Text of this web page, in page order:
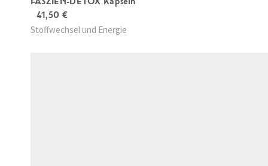
41,50 €
Stoffwechsel und Energie